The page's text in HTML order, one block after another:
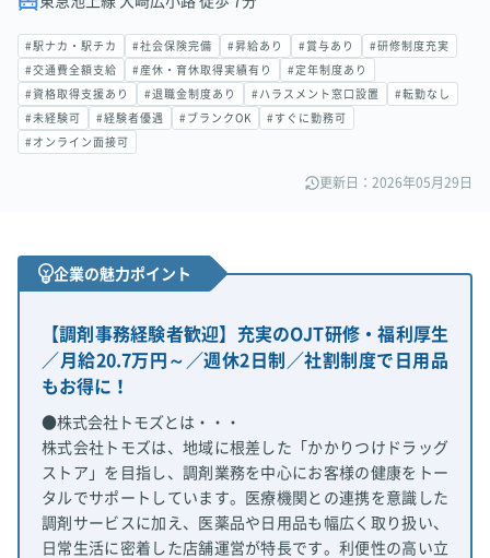
#駅ナカ・駅チカ #社会保険完備 #昇給あり #賞与あり #研修制度充実
#交通費全額支給 #産休・育休取得実績有り #定年制度あり
#資格取得支援あり #退職金制度あり #ハラスメント窓口設置 #転勤なし
#未経験可 #経験者優遇 #ブランクOK #すぐに勤務可
#オンライン面接可
更新日：2026年05月29日
企業の魅力ポイント
【調剤事務経験者歓迎】充実のOJT研修・福利厚生
／月給20.7万円～／週休2日制／社割制度で日用品
もお得に！
●株式会社トモズとは・・・
株式会社トモズは、地域に根差した「かかりつけドラッグ
ストア」を目指し、調剤業務を中心にお客様の健康をトー
タルでサポートしています。医療機関との連携を意識した
調剤サービスに加え、医薬品や日用品も幅広く取り扱い、
日常生活に密着した店舗運営が特長です。利便性の高い立